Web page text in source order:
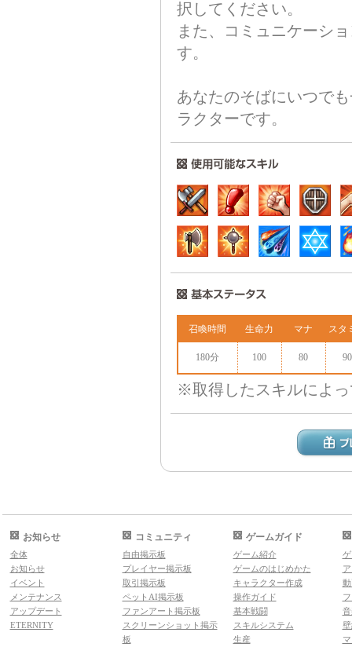
択してください。
また、コミュニケーシ
す。
あなたのそばにいつで
ラクターです。
召喚時間 生命力 マナ スタ
180分 100 80 90
※取得したスキルによ
お知らせ
全体
お知らせ
イベント
メンテナンス
アップデート
ETERNITY
コミュニティ
自由掲示板
プレイヤー掲示板
取引掲示板
ペットAI掲示板
ファンアート掲示板
スクリーンショット掲示
板
ゲームガイド
ゲーム紹介
ゲームのはじめかた
キャラクター作成
操作ガイド
基本戦闘
スキルシステム
生産